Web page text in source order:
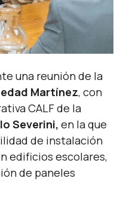
una reunión de la
Martínez, con
CALF de la
Severini, en la que
de instalación
edificios escolares,
de paneles